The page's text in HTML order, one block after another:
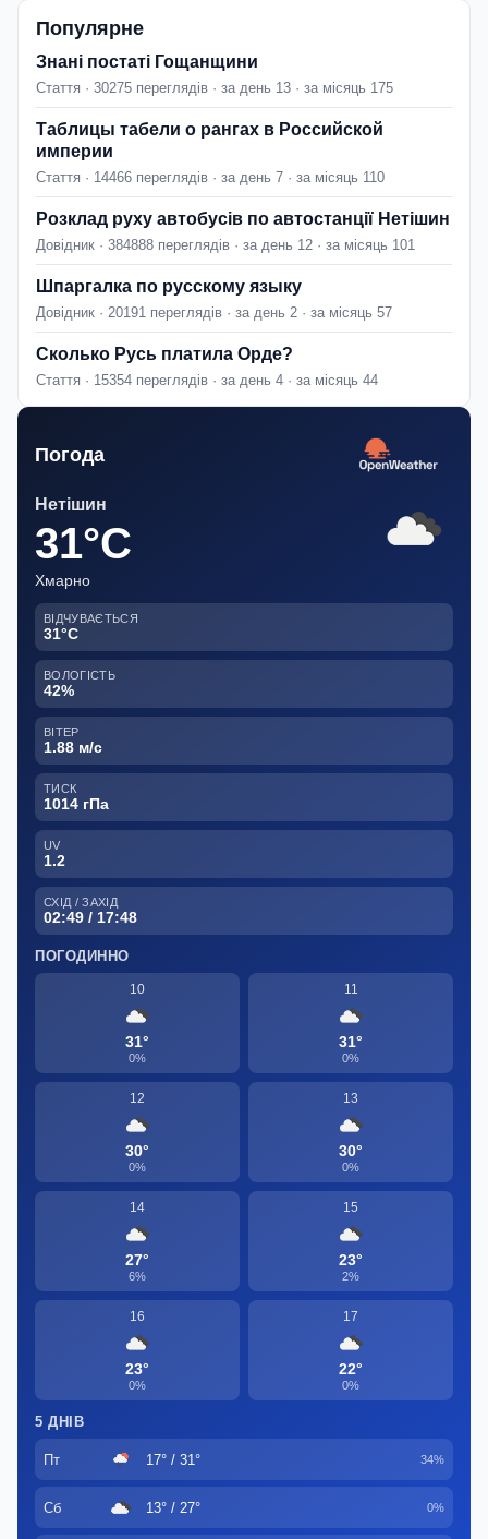
Популярне
Знані постаті Гощанщини
Стаття · 30275 переглядів · за день 13 · за місяць 175
Таблицы табели о рангах в Российской
империи
Стаття · 14466 переглядів · за день 7 · за місяць 110
Розклад руху автобусів по автостанції Нетішин
Довідник · 384888 переглядів · за день 12 · за місяць 101
Шпаргалка по русскому языку
Довідник · 20191 переглядів · за день 2 · за місяць 57
Сколько Русь платила Орде?
Стаття · 15354 переглядів · за день 4 · за місяць 44
Погода
Нетішин
31°C
Хмарно
ВІДЧУВАЄТЬСЯ
31°C
ВОЛОГІСТЬ
42%
ВІТЕР
1.88 м/с
ТИСК
1014 гПа
UV
1.2
СХІД / ЗАХІД
02:49 / 17:48
ПОГОДИННО
10
31°
0%
11
31°
0%
12
30°
0%
13
30°
0%
14
27°
6%
15
23°
2%
16
23°
0%
17
22°
0%
5 ДНІВ
Пт 17° / 31° 34%
Сб 13° / 27° 0%